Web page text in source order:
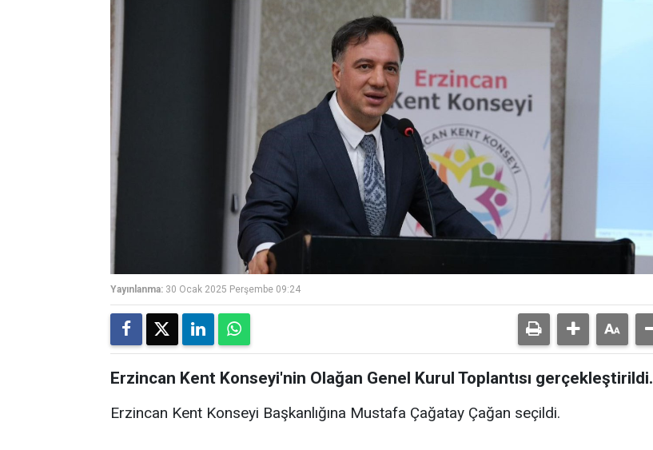
Yayınlanma: 30 Ocak 2025 Perşembe 09:24
Erzincan Kent Konseyi'nin Olağan Genel Kurul Toplantısı gerçekleştirildi.
Erzincan Kent Konseyi Başkanlığına Mustafa Çağatay Çağan seçildi.